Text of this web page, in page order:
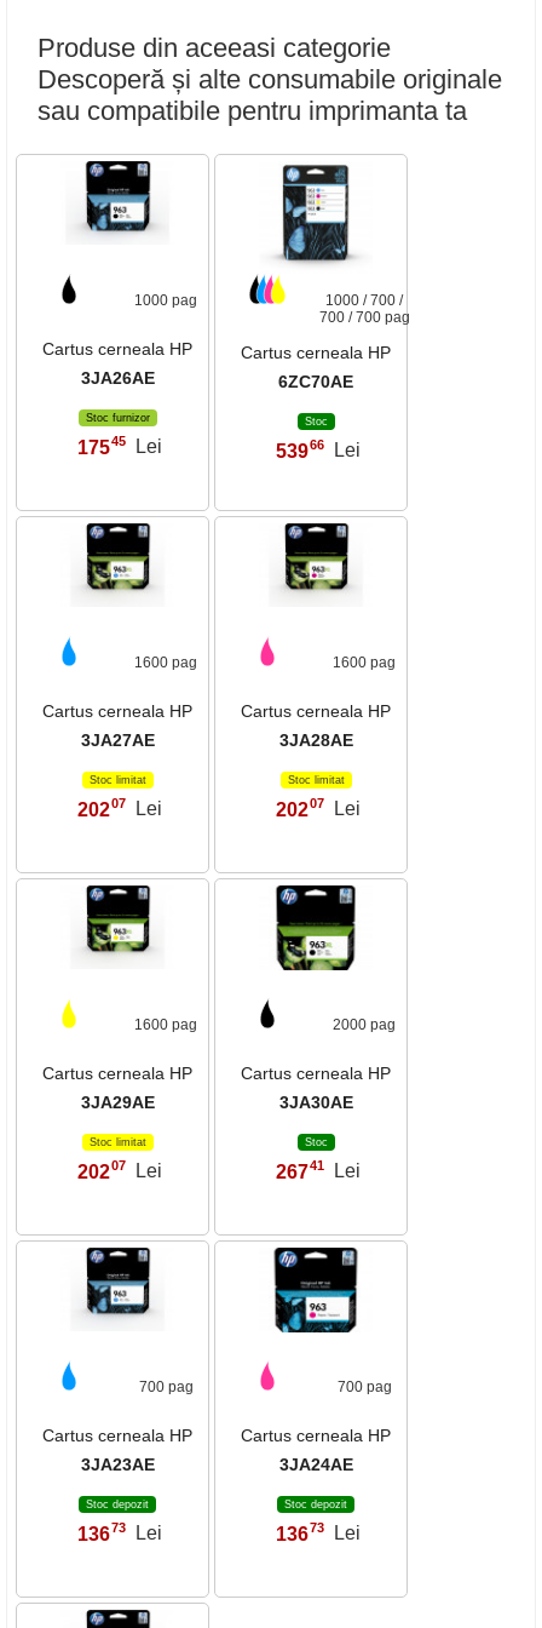
Produse din aceeasi categorie
Descoperă și alte consumabile originale
sau compatibile pentru imprimanta ta
1000 pag
Cartus cerneala HP
3JA26AE
Stoc furnizor
17545 Lei
1000 / 700 /
700 / 700 pag
Cartus cerneala HP
6ZC70AE
Stoc
53966 Lei
1600 pag
Cartus cerneala HP
3JA27AE
Stoc limitat
20207 Lei
1600 pag
Cartus cerneala HP
3JA28AE
Stoc limitat
20207 Lei
1600 pag
Cartus cerneala HP
3JA29AE
Stoc limitat
20207 Lei
2000 pag
Cartus cerneala HP
3JA30AE
Stoc
26741 Lei
700 pag
Cartus cerneala HP
3JA23AE
Stoc depozit
13673 Lei
700 pag
Cartus cerneala HP
3JA24AE
Stoc depozit
13673 Lei